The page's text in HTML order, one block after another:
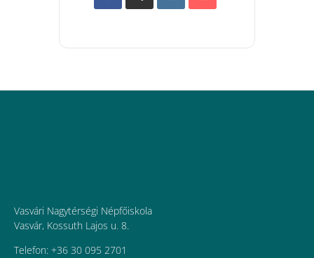
Vasvári Nagytérségi Népfőiskola
Vasvár, Kossuth Lajos u. 8.
Telefon: +36 30 095 2701